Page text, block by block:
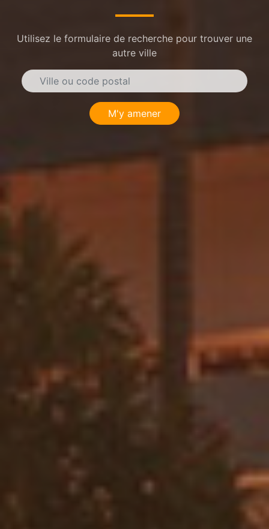
Utilisez le formulaire de recherche pour trouver une
autre ville
M'y amener